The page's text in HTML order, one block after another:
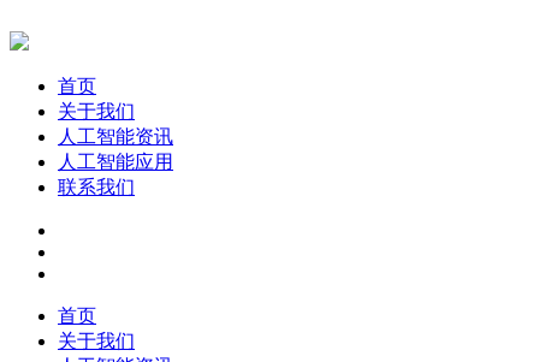
首页
关于我们
人工智能资讯
人工智能应用
联系我们
首页
关于我们